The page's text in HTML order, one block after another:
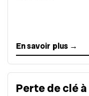
En savoir plus →
Perte de clé